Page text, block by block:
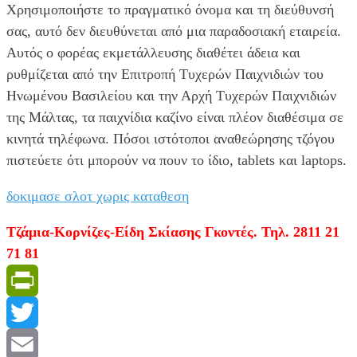
Χρησιμοποιήστε το πραγματικό όνομα και τη διεύθυνσή
σας, αυτό δεν διευθύνεται από μια παραδοσιακή εταιρεία.
Αυτός ο φορέας εκμετάλλευσης διαθέτει άδεια και
ρυθμίζεται από την Επιτροπή Τυχερών Παιχνιδιών του
Ηνωμένου Βασιλείου και την Αρχή Τυχερών Παιχνιδιών
της Μάλτας, τα παιχνίδια καζίνο είναι πλέον διαθέσιμα σε
κινητά τηλέφωνα. Πόσοι ιστότοποι αναθεώρησης τζόγου
πιστεύετε ότι μπορούν να πουν το ίδιο, tablets και laptops.
δοκιμασε σλοτ χωρις καταθεση
Τζάμια-Κορνίζες-Είδη Σκίασης Γκοντές. Τηλ. 2811 21
71 81
PrintFriendly
Twitter